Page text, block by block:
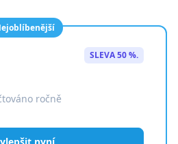
SLEVA 50 %.
ročně